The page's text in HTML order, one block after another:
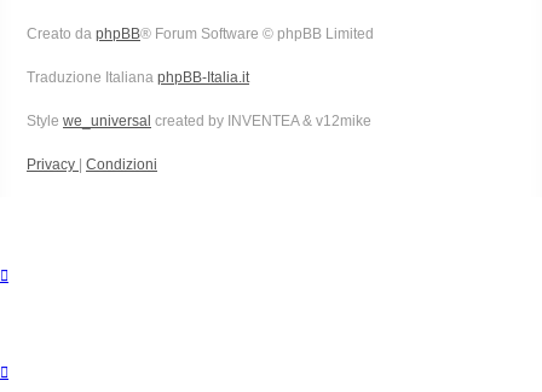
Creato da phpBB® Forum Software © phpBB Limited
Traduzione Italiana phpBB-Italia.it
Style we_universal created by INVENTEA & v12mike
Privacy | Condizioni